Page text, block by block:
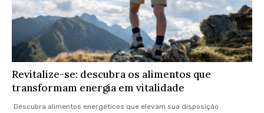
Revitalize-se: descubra os alimentos que
transformam energia em vitalidade
Descubra alimentos energéticos que elevam sua disposição